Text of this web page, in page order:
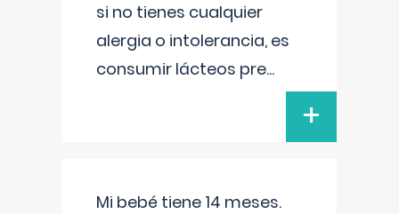
si no tienes cualquier
alergia o intolerancia, es
consumir lácteos pre...
+
Mi bebé tiene 14 meses.